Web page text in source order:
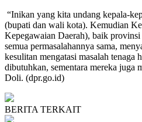
“Inikan yang kita undang kepala-
(bupati dan wali kota). Kemudian
Kepegawaian Daerah), baik
semua permasalahannya sama,
kesulitan mengatasi masalah tenaga
dibutuhkan, sementara mereka juga
Doli. (dpr.go.id)
BERITA TERKAIT